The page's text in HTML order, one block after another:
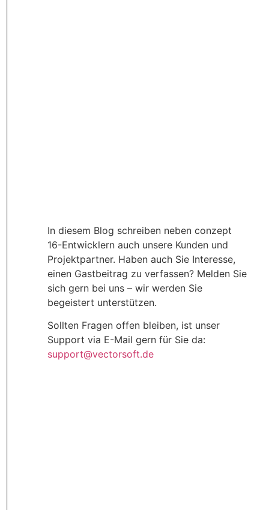
In diesem Blog schreiben neben conzept
16-Entwicklern auch unsere Kunden und
Projektpartner. Haben auch Sie Interesse,
einen Gastbeitrag zu verfassen? Melden Sie
sich gern bei uns – wir werden Sie
begeistert unterstützen.
Sollten Fragen offen bleiben, ist unser
Support via E-Mail gern für Sie da:
support@vectorsoft.de